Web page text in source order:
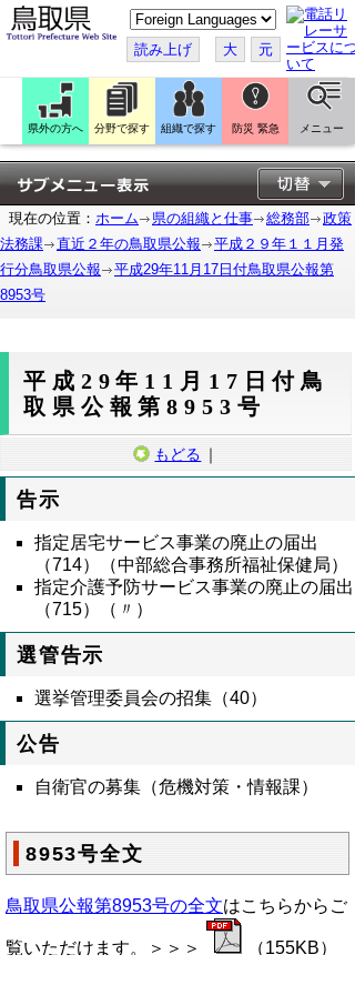
こ
の
ペ
ー
ジ
翻
訳
す
る
読み上げ 大 元
県外の方へ 分野で探す 組織で探す 防災 緊急 メニュー
現在の位置： ホーム 県の組織と仕事 総務部
政策
法務課
直近２年の鳥取県公報
平成２９年１１月発
行分鳥取県公報
平成29年11月17日付鳥取県公報第
8953号
平成29年11月17日付鳥
取県公報第8953号
もどる ｜
告示
指定居宅サービス事業の廃止の届出
（714）（中部総合事務所福祉保健局）
指定介護予防サービス事業の廃止の届出
（715）（〃）
選管告示
選挙管理委員会の招集（40）
公告
自衛官の募集（危機対策・情報課）
8953号全文
鳥取県公報第8953号の全文はこちらからご
覧いただけます。＞＞＞ （155KB）